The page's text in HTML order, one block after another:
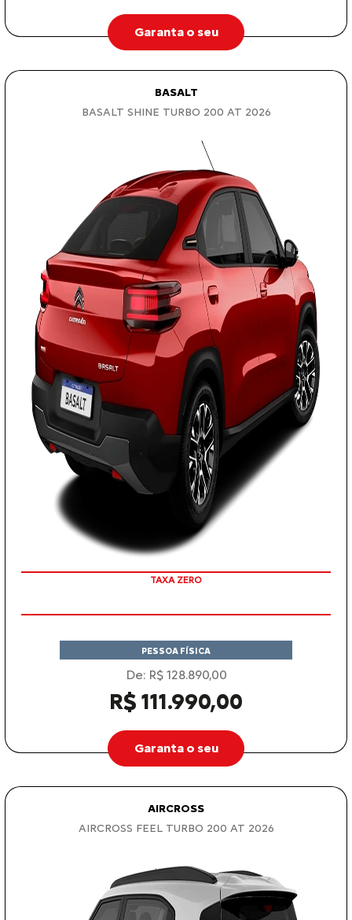
Garanta o seu
BASALT
BASALT SHINE TURBO 200 AT 2026
COM SEU USADO NA TROCA
PESSOA FÍSICA
De: R$ 128.890,00
R$ 111.990,00
Garanta o seu
AIRCROSS
AIRCROSS FEEL TURBO 200 AT 2026